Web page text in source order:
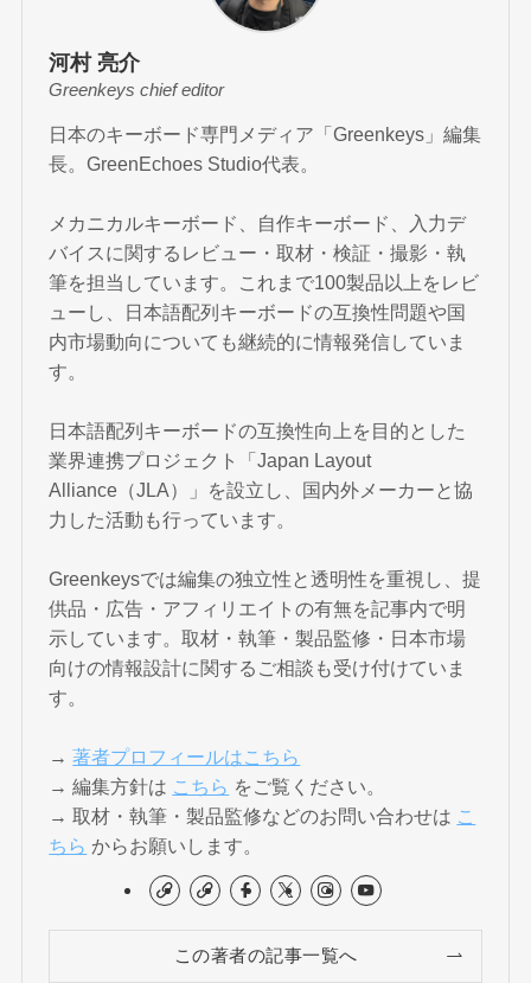
河村 亮介
Greenkeys chief editor
日本のキーボード専門メディア「Greenkeys」編集
長。GreenEchoes Studio代表。
メカニカルキーボード、自作キーボード、入力デ
バイスに関するレビュー・取材・検証・撮影・執
筆を担当しています。これまで100製品以上をレビ
ューし、日本語配列キーボードの互換性問題や国
内市場動向についても継続的に情報発信していま
す。
日本語配列キーボードの互換性向上を目的とした
業界連携プロジェクト「Japan Layout
Alliance（JLA）」を設立し、国内外メーカーと協
力した活動も行っています。
Greenkeysでは編集の独立性と透明性を重視し、提
供品・広告・アフィリエイトの有無を記事内で明
示しています。取材・執筆・製品監修・日本市場
向けの情報設計に関するご相談も受け付けていま
す。
→著者プロフィールはこちら
→ 編集方針は こちら をご覧ください。
→ 取材・執筆・製品監修などのお問い合わせは こ
ちら からお願いします。
この著者の記事一覧へ